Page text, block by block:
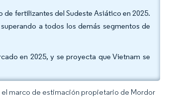
fertilizantes del Sudeste Asiático en 2025.
a todos los demás segmentos de
en 2025, y se proyecta que Vietnam se
marco de estimación propietario de Mordor